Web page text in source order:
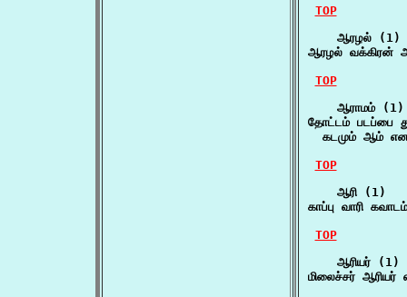
TOP
    ஆரழல் (1)
ஆரழல் வக்கிரன்
TOP
    ஆராமம் (1)
தோட்டம் படப்பை
கடமும் ஆம்
TOP
    ஆரி (1)
காப்பு வாரி
TOP
    ஆரியர் (1)
மிலைச்சர்